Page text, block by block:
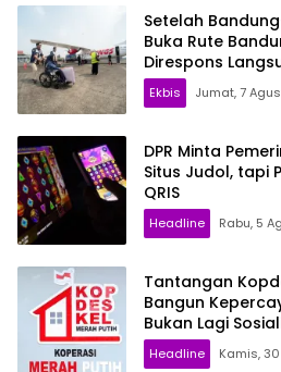
Setelah
Buka Rute
Direspons
Ekbis Jumat, 7
DPR Minta
Situs Judol, tapi
QRIS
Headline Rabu, 5
Tantangan
Bangun
Bukan Lagi
Headline Kamis, 30